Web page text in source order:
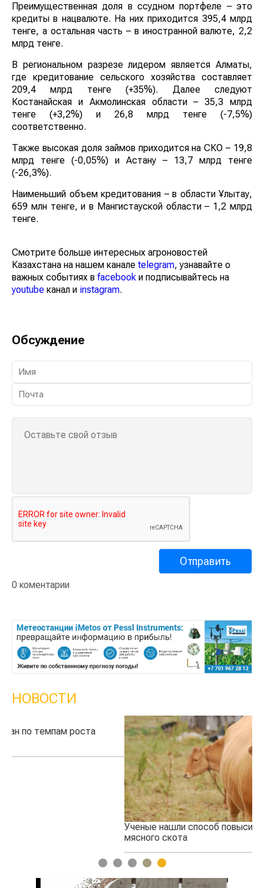
Преимущественная доля в ссудном портфеле – это
кредиты в нацвалюте. На них приходится 395,4 млрд
тенге, а остальная часть – в иностранной валюте, 2,2
млрд тенге.
В региональном разрезе лидером является Алматы,
где кредитование сельского хозяйства составляет
209,4 млрд тенге (+35%). Далее следуют
Костанайская и Акмолинская области – 35,3 млрд
тенге (+3,2%) и 26,8 млрд тенге (-7,5%)
соответственно.
Также высокая доля займов приходится на СКО – 19,8
млрд тенге (-0,05%) и Астану – 13,7 млрд тенге
(-26,3%).
Наименьший объем кредитования – в области Ұлытау,
659 млн тенге, и в Мангистауской области – 1,2 млрд
тенге.
Смотрите больше интересных агроновостей
Казахстана на нашем канале telegram, узнавайте о
важных событиях в facebook и подписывайтесь на
youtube канал и instagram.
Обсуждение
0 коментарии
НОВОСТИ
Ученые нашли способ повысить продуктивность
1 2 3 4 5